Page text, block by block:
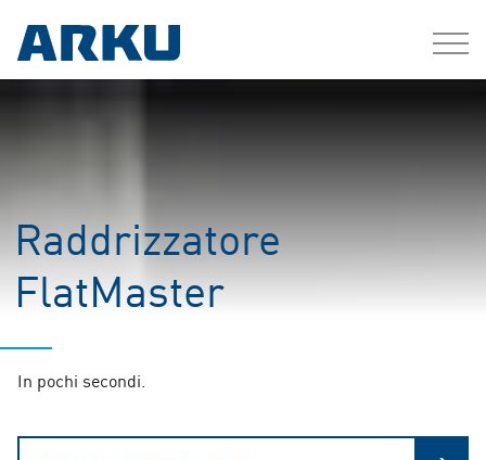
Raddrizzatore
FlatMaster
In pochi secondi.